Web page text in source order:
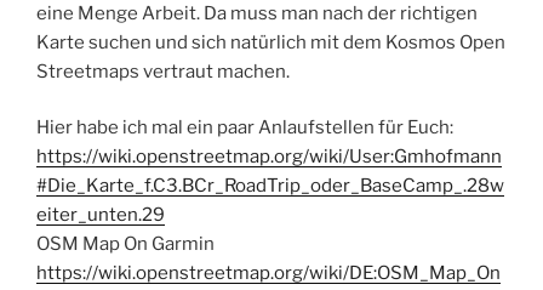
eine Menge Arbeit. Da muss man nach der richtigen
Karte suchen und sich natürlich mit dem Kosmos Open
Streetmaps vertraut machen.
Hier habe ich mal ein paar Anlaufstellen für Euch:
https://wiki.openstreetmap.org/wiki/User:Gmhofmann
#Die_Karte_f.C3.BCr_RoadTrip_oder_BaseCamp_.28w
eiter_unten.29
OSM Map On Garmin
https://wiki.openstreetmap.org/wiki/DE:OSM_Map_On